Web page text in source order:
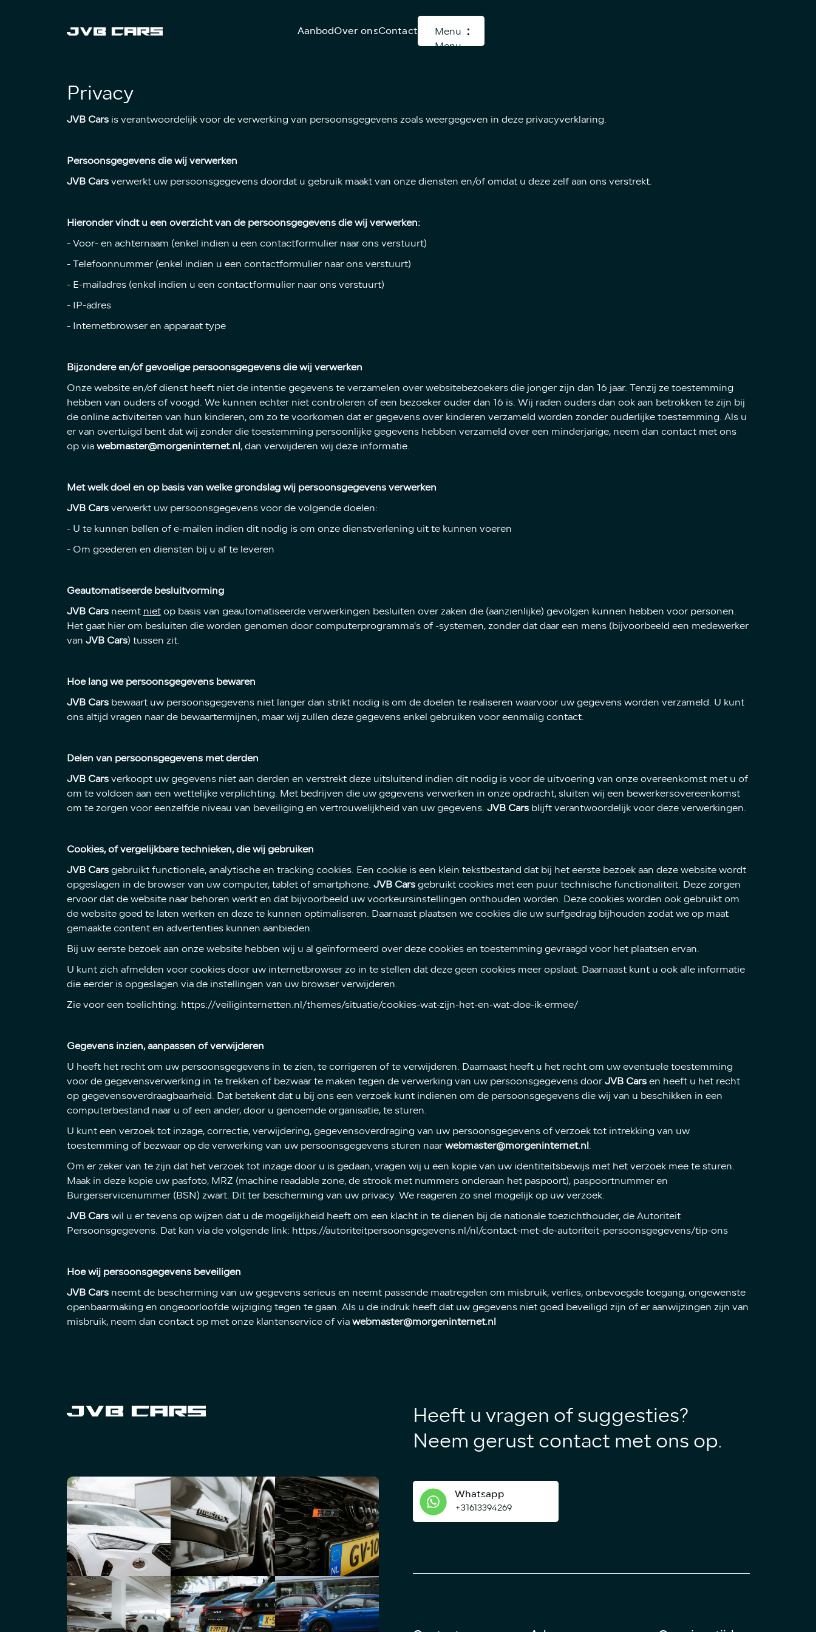
AanbodOver onsContact
Menu
Menu
Verkocht
Privacy
JVB Carsis verantwoordelijk voor de verwerking van persoonsgegevens zoals weergegeven in deze privacyverklaring.
Persoonsgegevens die wij verwerken
JVB Carsverwerkt uw persoonsgegevens doordat u gebruik maakt van onze diensten en/of omdat u deze zelf aan ons verstrekt.
Hieronder vindt u een overzicht van de persoonsgegevens die wij verwerken:
- Voor- en achternaam (enkel indien u een contactformulier naar ons verstuurt)
- Telefoonnummer (enkel indien u een contactformulier naar ons verstuurt)
- E-mailadres (enkel indien u een contactformulier naar ons verstuurt)
- IP-adres
- Internetbrowser en apparaat type
Bijzondere en/of gevoelige persoonsgegevens die wij verwerken
Onze website en/of dienst heeft niet de intentie gegevens te verzamelen over websitebezoekers die jonger zijn dan 16 jaar. Tenzij ze toestemming
hebben van ouders of voogd. We kunnen echter niet controleren of een bezoeker ouder dan 16 is. Wij raden ouders dan ook aan betrokken te zijn bij
de online activiteiten van hun kinderen, om zo te voorkomen dat er gegevens over kinderen verzameld worden zonder ouderlijke toestemming. Als u
er van overtuigd bent dat wij zonder die toestemming persoonlijke gegevens hebben verzameld over een minderjarige, neem dan contact met ons
op viawebmaster@morgeninternet.nl, dan verwijderen wij deze informatie.
Met welk doel en op basis van welke grondslag wij persoonsgegevens verwerken
JVB Carsverwerkt uw persoonsgegevens voor de volgende doelen:
- U te kunnen bellen of e-mailen indien dit nodig is om onze dienstverlening uit te kunnen voeren
- Om goederen en diensten bij u af te leveren
Geautomatiseerde besluitvorming
JVB Carsneemtnietop basis van geautomatiseerde verwerkingen besluiten over zaken die (aanzienlijke) gevolgen kunnen hebben voor personen.
Het gaat hier om besluiten die worden genomen door computerprogramma's of -systemen, zonder dat daar een mens (bijvoorbeeld een medewerker
van JVB Cars) tussen zit.
Hoe lang we persoonsgegevens bewaren
JVB Carsbewaart uw persoonsgegevens niet langer dan strikt nodig is om de doelen te realiseren waarvoor uw gegevens worden verzameld. U kunt
ons altijd vragen naar de bewaartermijnen, maar wij zullen deze gegevens enkel gebruiken voor eenmalig contact.
Delen van persoonsgegevens met derden
JVB Carsverkoopt uw gegevens niet aan derden en verstrekt deze uitsluitend indien dit nodig is voor de uitvoering van onze overeenkomst met u of
om te voldoen aan een wettelijke verplichting. Met bedrijven die uw gegevens verwerken in onze opdracht, sluiten wij een bewerkersovereenkomst
om te zorgen voor eenzelfde niveau van beveiliging en vertrouwelijkheid van uw gegevens. JVB Carsblijft verantwoordelijk voor deze verwerkingen.
Cookies, of vergelijkbare technieken, die wij gebruiken
JVB Carsgebruikt functionele, analytische en tracking cookies. Een cookie is een klein tekstbestand dat bij het eerste bezoek aan deze website wordt
opgeslagen in de browser van uw computer, tablet of smartphone. JVB Carsgebruikt cookies met een puur technische functionaliteit. Deze zorgen
ervoor dat de website naar behoren werkt en dat bijvoorbeeld uw voorkeursinstellingen onthouden worden. Deze cookies worden ook gebruikt om
de website goed te laten werken en deze te kunnen optimaliseren. Daarnaast plaatsen we cookies die uw surfgedrag bijhouden zodat we op maat
gemaakte content en advertenties kunnen aanbieden.
Bij uw eerste bezoek aan onze website hebben wij u al geïnformeerd over deze cookies en toestemming gevraagd voor het plaatsen ervan.
U kunt zich afmelden voor cookies door uw internetbrowser zo in te stellen dat deze geen cookies meer opslaat. Daarnaast kunt u ook alle informatie
die eerder is opgeslagen via de instellingen van uw browser verwijderen.
Zie voor een toelichting: https://veiliginternetten.nl/themes/situatie/cookies-wat-zijn-het-en-wat-doe-ik-ermee/
Gegevens inzien, aanpassen of verwijderen
U heeft het recht om uw persoonsgegevens in te zien, te corrigeren of te verwijderen. Daarnaast heeft u het recht om uw eventuele toestemming
voor de gegevensverwerking in te trekken of bezwaar te maken tegen de verwerking van uw persoonsgegevens doorJVB Carsen heeft u het recht
op gegevensoverdraagbaarheid. Dat betekent dat u bij ons een verzoek kunt indienen om de persoonsgegevens die wij van u beschikken in een
computerbestand naar u of een ander, door u genoemde organisatie, te sturen.
U kunt een verzoek tot inzage, correctie, verwijdering, gegevensoverdraging van uw persoonsgegevens of verzoek tot intrekking van uw
toestemming of bezwaar op de verwerking van uw persoonsgegevens sturen naarwebmaster@morgeninternet.nl.
Om er zeker van te zijn dat het verzoek tot inzage door u is gedaan, vragen wij u een kopie van uw identiteitsbewijs met het verzoek mee te sturen.
Maak in deze kopie uw pasfoto, MRZ (machine readable zone, de strook met nummers onderaan het paspoort), paspoortnummer en
Burgerservicenummer (BSN) zwart. Dit ter bescherming van uw privacy. We reageren zo snel mogelijk op uw verzoek.
JVB Carswil u er tevens op wijzen dat u de mogelijkheid heeft om een klacht in te dienen bij de nationale toezichthouder, de Autoriteit
Persoonsgegevens. Dat kan via de volgende link: https://autoriteitpersoonsgegevens.nl/nl/contact-met-de-autoriteit-persoonsgegevens/tip-ons
Hoe wij persoonsgegevens beveiligen
JVB Carsneemt de bescherming van uw gegevens serieus en neemt passende maatregelen om misbruik, verlies, onbevoegde toegang, ongewenste
openbaarmaking en ongeoorloofde wijziging tegen te gaan. Als u de indruk heeft dat uw gegevens niet goed beveiligd zijn of er aanwijzingen zijn van
misbruik, neem dan contact op met onze klantenservice of viawebmaster@morgeninternet.nl
Heeft u vragen of suggesties?
Neem gerust contact met ons op.
Whatsapp
+31613394269